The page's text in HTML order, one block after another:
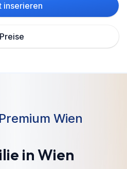
inserieren
Preise
Wien
in Wien